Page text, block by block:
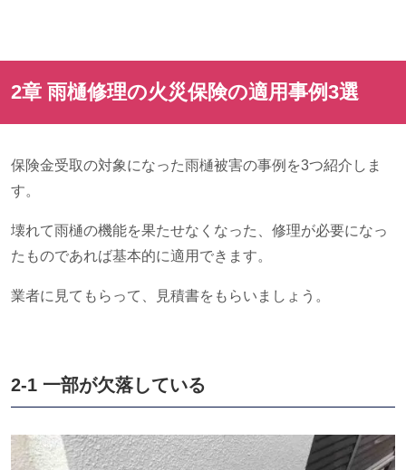
2章 雨樋修理の火災保険の適用事例3選
保険金受取の対象になった雨樋被害の事例を3つ紹介しま
す。
壊れて雨樋の機能を果たせなくなった、修理が必要になっ
たものであれば基本的に適用できます。
業者に見てもらって、見積書をもらいましょう。
2-1 一部が欠落している